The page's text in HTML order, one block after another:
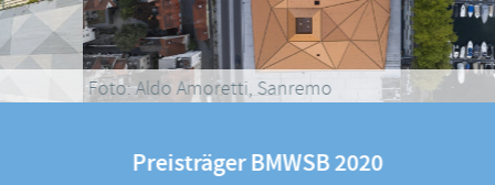
Foto: Aldo Amoretti, Sanremo
Preisträger BMWSB 2020